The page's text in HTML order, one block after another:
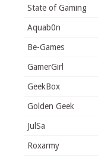
State of Gaming
Aquab0n
Be-Games
GamerGirl
GeekBox
Golden Geek
JulSa
Roxarmy